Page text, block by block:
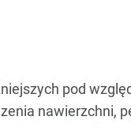
pod
nawierzchni,